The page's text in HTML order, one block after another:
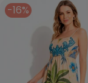
-16%